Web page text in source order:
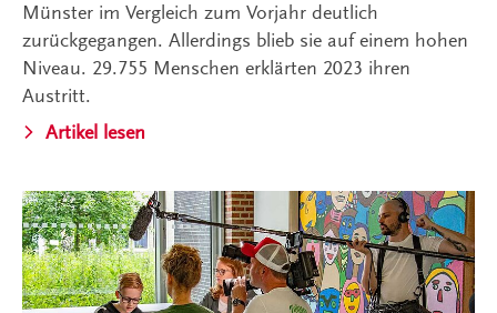
Münster im Vergleich zum Vorjahr deutlich
zurückgegangen. Allerdings blieb sie auf einem hohen
Niveau. 29.755 Menschen erklärten 2023 ihren
Austritt.
Artikel lesen